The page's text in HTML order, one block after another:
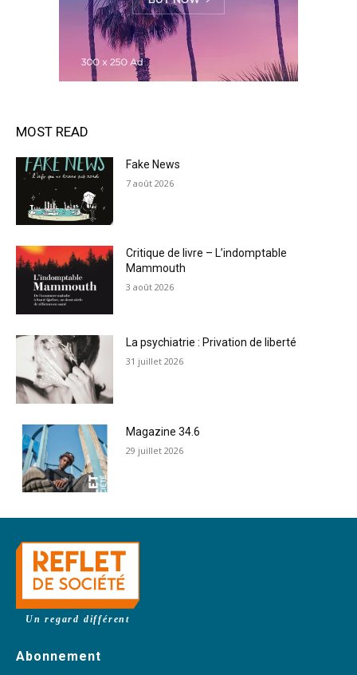
MOST READ
Fake News
7 août 2026
Critique de livre – L’indomptable
Mammouth
3 août 2026
La psychiatrie : Privation de liberté
31 juillet 2026
Magazine 34.6
29 juillet 2026
Un regard différent
Abonnement